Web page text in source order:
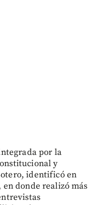
por la
y
identificó en
donde realizó más